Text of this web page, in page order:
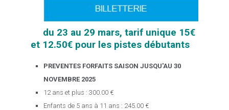
du 23 au 29 mars, tarif unique 15€
et 12.50€ pour les pistes débutants
PREVENTES FORFAITS SAISON JUSQU'AU 30
NOVEMBRE 2025
12 ans et plus : 300.00 €
Enfants de 5 ans à 11 ans : 245.00 €